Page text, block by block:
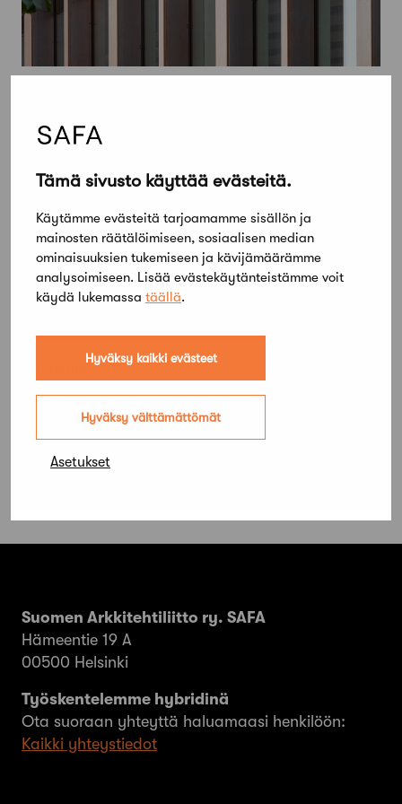
Tämä sivusto käyttää evästeitä.
Käytämme evästeitä tarjoamamme sisällön ja
mainosten räätälöimiseen, sosiaalisen median
ominaisuuksien tukemiseen ja kävijämäärämme
analysoimiseen. Lisää evästekäytänteistämme voit
käydä lukemassa täällä.
Hyväksy kaikki evästeet
Hyväksy välttämättömät
Asetukset
1 syyskuun, 2022
AOR voitti Karhulan koulukeskuksen
kilpailun
Suomen Arkkitehtiliitto ry. SAFA
Hämeentie 19 A
00500 Helsinki
Työskentelemme hybridinä
Ota suoraan yhteyttä haluamaasi henkilöön:
Kaikki yhteystiedot